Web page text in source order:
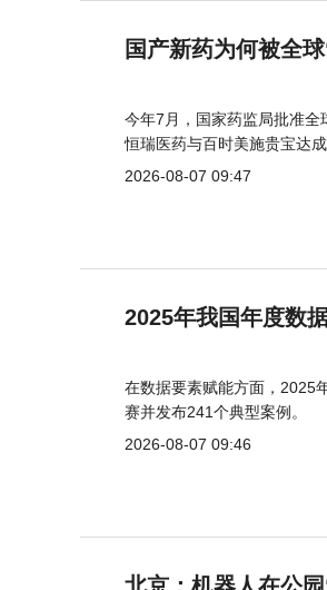
国产新药为何被全
今年7月，国家药监局批准
恒瑞医药与百时美施贵宝达
2026-08-07 09:47
2025年我国年度数
在数据要素赋能方面，2025
赛并发布241个典型案例。
2026-08-07 09:46